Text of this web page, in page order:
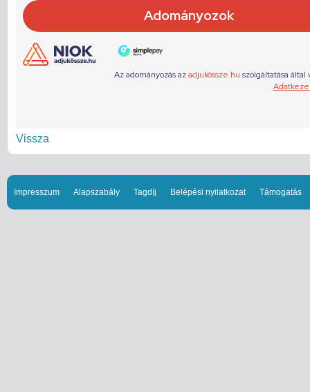
Vissza
Impresszum Alapszabály Tagdíj Belépési nyilatkozat Támogatás